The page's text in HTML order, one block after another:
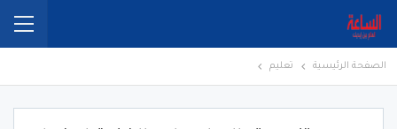
الصفحة الرئيسية تعليم